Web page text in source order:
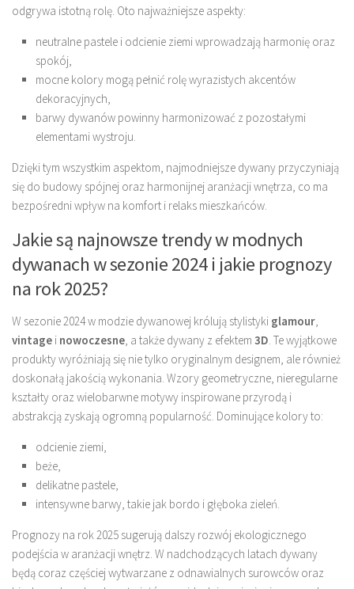
odgrywa istotną rolę. Oto najważniejsze aspekty:
neutralne pastele i odcienie ziemi wprowadzają harmonię oraz
spokój,
mocne kolory mogą pełnić rolę wyrazistych akcentów
dekoracyjnych,
barwy dywanów powinny harmonizować z pozostałymi
elementami wystroju.
Dzięki tym wszystkim aspektom, najmodniejsze dywany przyczyniają
się do budowy spójnej oraz harmonijnej aranżacji wnętrza, co ma
bezpośredni wpływ na komfort i relaks mieszkańców.
Jakie są najnowsze trendy w modnych
dywanach w sezonie 2024 i jakie prognozy
na rok 2025?
W sezonie 2024 w modzie dywanowej królują stylistyki glamour,
vintage i nowoczesne, a także dywany z efektem 3D. Te wyjątkowe
produkty wyróżniają się nie tylko oryginalnym designem, ale również
doskonałą jakością wykonania. Wzory geometryczne, nieregularne
kształty oraz wielobarwne motywy inspirowane przyrodą i
abstrakcją zyskają ogromną popularność. Dominujące kolory to:
odcienie ziemi,
beże,
delikatne pastele,
intensywne barwy, takie jak bordo i głęboka zieleń.
Prognozy na rok 2025 sugerują dalszy rozwój ekologicznego
podejścia w aranżacji wnętrz. W nadchodzących latach dywany
będą coraz częściej wytwarzane z odnawialnych surowców oraz